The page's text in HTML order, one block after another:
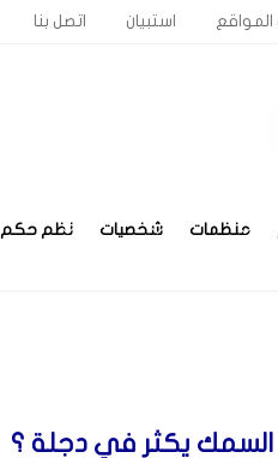
المواقع استبيان اتصل بنا
منظمات شخصيات نظم حكم
يكثر في دجلة ؟